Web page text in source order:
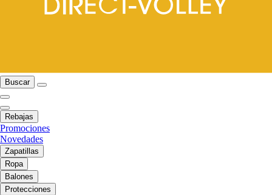
Buscar
Rebajas
Promociones
Novedades
Zapatillas
Ropa
Balones
Protecciones